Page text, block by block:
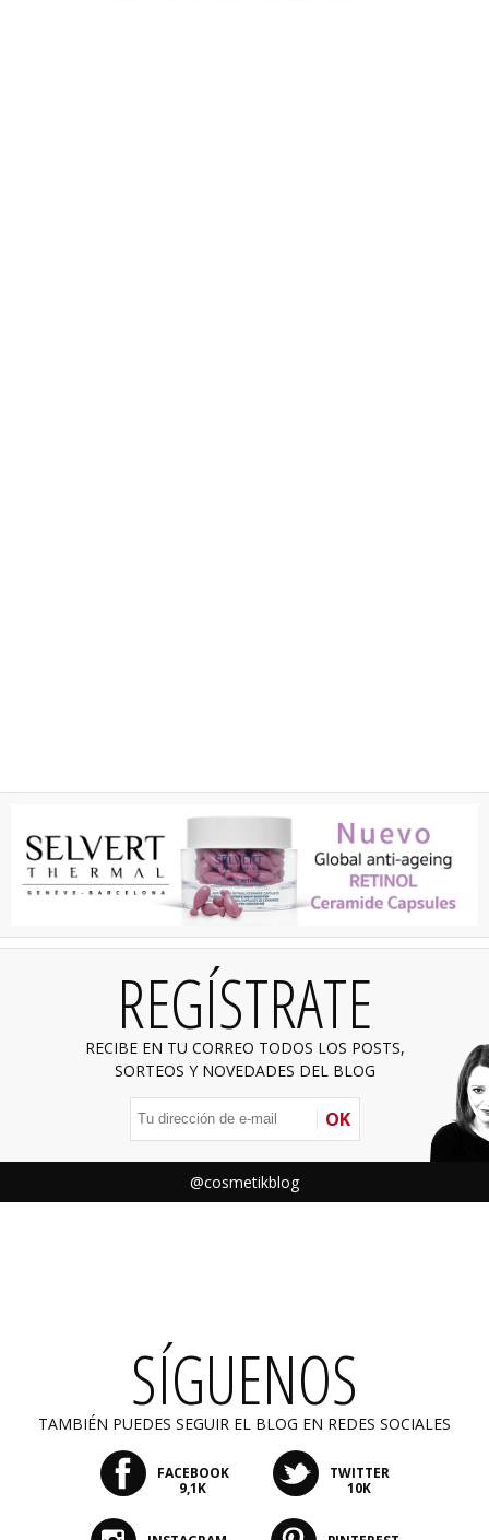
REGÍSTRATE
RECIBE EN TU CORREO TODOS LOS POSTS,
SORTEOS Y NOVEDADES DEL BLOG
OK
@cosmetikblog
SÍGUENOS
TAMBIÉN PUEDES SEGUIR EL BLOG EN REDES SOCIALES
FACEBOOK
9,1K
TWITTER
10K